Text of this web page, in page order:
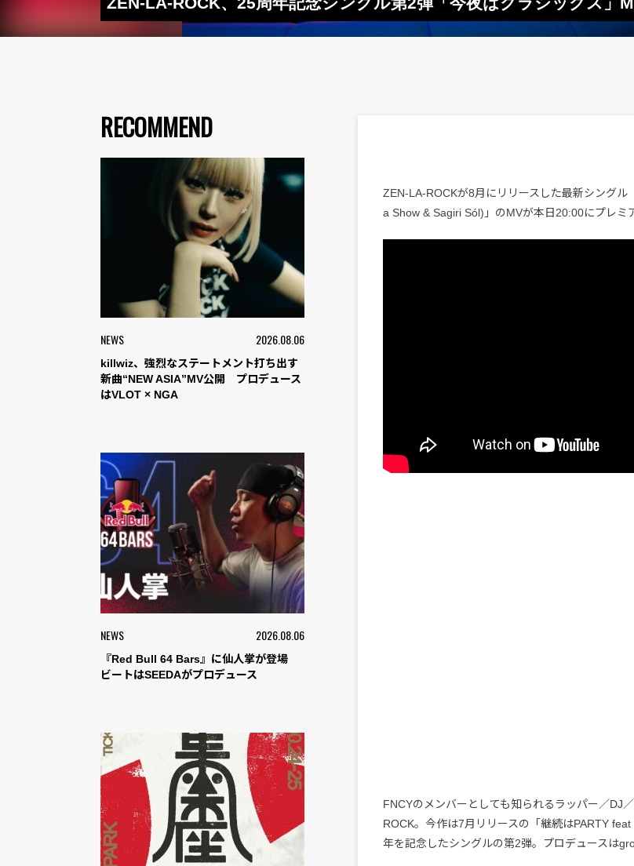
RECOMMEND
NEWS 2026.08.06
killwiz、強烈なステートメント打ち出す
新曲“NEW ASIA”MV公開 プロデュース
はVLOT × NGA
NEWS 2026.08.06
『Red Bull 64 Bars』に仙人掌が登場
ビートはSEEDAがプロデュース
ZEN-LA-ROCKが8月にリリースした最新シング
a Show & Sagiri Sól)」のMVが本日20:00にプレミ
FNCYのメンバーとしても知られるラッパー／DJ
ROCK。今作は7月リリースの「継続はPARTY
年を記念したシングルの第2弾。プロデュースは